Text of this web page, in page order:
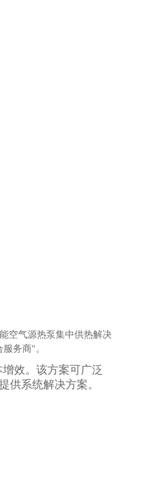
空气源热泵集中供热解决
务商"。
效。该方案可广泛
供系统解决方案。